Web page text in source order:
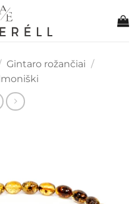
Gintaro rožančiai /